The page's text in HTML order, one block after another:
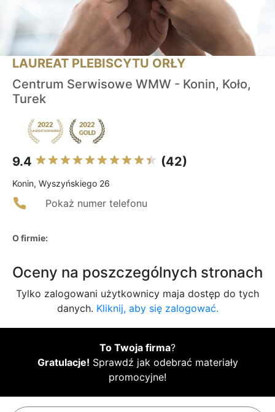
LAUREAT PLEBISCYTU ORŁY
Centrum Serwisowe WMW - Konin, Koło,
Turek
9.4 (42)
Konin, Wyszyńskiego 26
Pokaż numer telefonu
O firmie:
Oceny na poszczególnych stronach
Tylko zalogowani użytkownicy maja dostęp do tych
danych. Kliknij, aby się zalogować.
To Twoja firma?
Gratulacje! Sprawdź jak odebrać materiały
promocyjne!